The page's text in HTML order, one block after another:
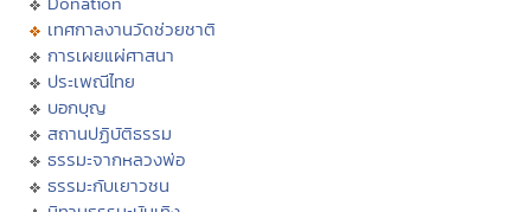
เทศกาลงานวัดช่วยชาติ
การเผยแผ่ศาสนา
ประเพณีไทย
บอกบุญ
สถานปฏิบัติธรรม
ธรรมะจากหลวงพ่อ
ธรรมะกับเยาวชน